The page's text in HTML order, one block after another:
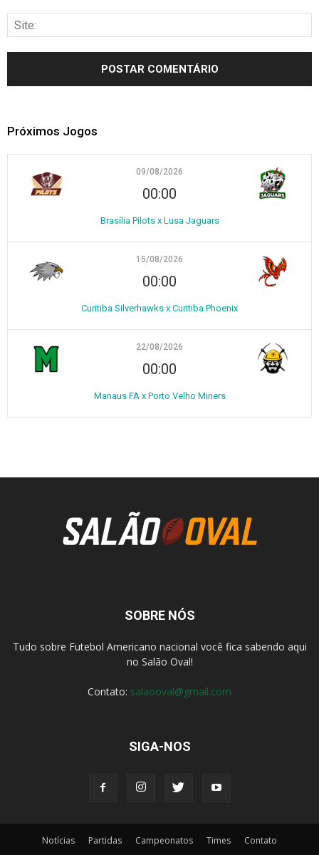
Próximos Jogos
09/08/2026
00:00
Brasília Pilots x Lusa Jaguars
15/08/2026
00:00
Curitiba Silverhawks x Curitiba Phoenix
22/08/2026
00:00
Manaus FA x Porto Velho Miners
SOBRE NÓS
Tudo sobre Futebol Americano nacional você fica sabendo aqui
no Salão Oval!
Contato: salaooval@gmail.com
SIGA-NOS
Notícias Partidas Campeonatos Times Contato